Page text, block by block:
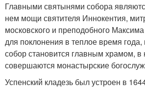
Главными святынями собора
нем мощи святителя Иннокентия,
московского и преподобного
для поклонения в теплое время года,
собор становится главным храмом, в
совершаются монастырские
Успенский кладезь был устроен в